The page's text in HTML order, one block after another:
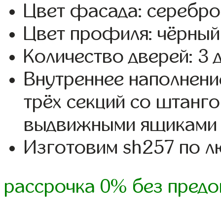
Цвет фасада:
Цвет профиля: чёрный
Количество дверей: 3
Внутреннее
трёх секций со
выдвижными ящиками
Изготовим sh257 по
рассрочка 0% без